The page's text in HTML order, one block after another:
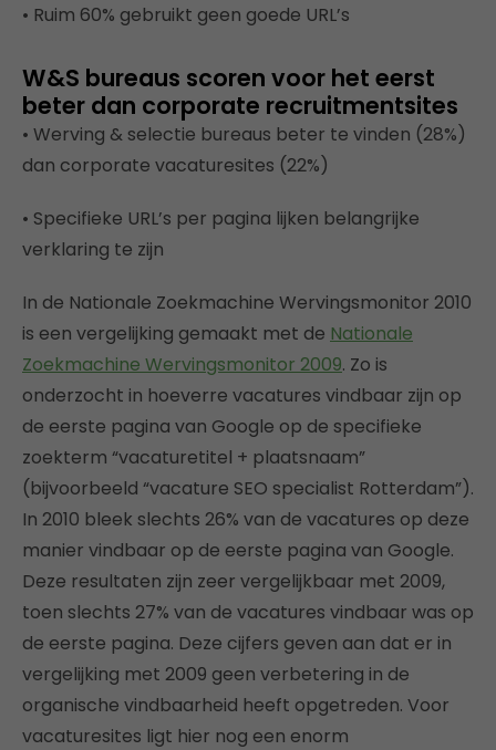
• Ruim 60% gebruikt geen goede URL’s
W&S bureaus scoren voor het eerst
beter dan corporate recruitmentsites
• Werving & selectie bureaus beter te vinden (28%)
dan corporate vacaturesites (22%)
• Specifieke URL’s per pagina lijken belangrijke
verklaring te zijn
In de Nationale Zoekmachine Wervingsmonitor 2010
is een vergelijking gemaakt met de Nationale
Zoekmachine Wervingsmonitor 2009. Zo is
onderzocht in hoeverre vacatures vindbaar zijn op
de eerste pagina van Google op de specifieke
zoekterm “vacaturetitel + plaatsnaam”
(bijvoorbeeld “vacature SEO specialist Rotterdam”).
In 2010 bleek slechts 26% van de vacatures op deze
manier vindbaar op de eerste pagina van Google.
Deze resultaten zijn zeer vergelijkbaar met 2009,
toen slechts 27% van de vacatures vindbaar was op
de eerste pagina. Deze cijfers geven aan dat er in
vergelijking met 2009 geen verbetering in de
organische vindbaarheid heeft opgetreden. Voor
vacaturesites ligt hier nog een enorm